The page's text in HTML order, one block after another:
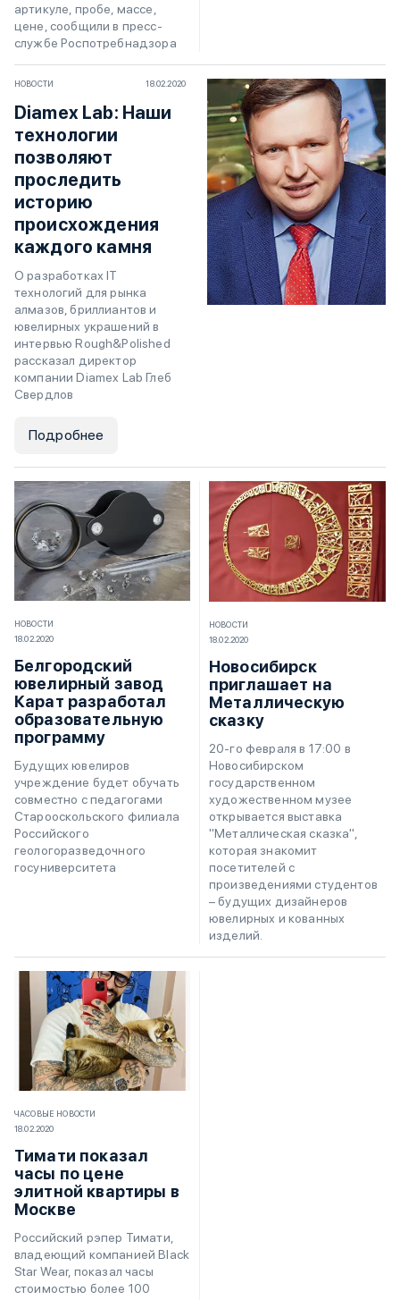
артикуле, пробе, массе,
цене, сообщили в пресс-
службе Роспотребнадзора
НОВОСТИ 18.02.2020
Diamex Lab: Наши
технологии
позволяют
проследить
историю
происхождения
каждого камня
О разработках IT
технологий для рынка
алмазов, бриллиантов и
ювелирных украшений в
интервью Rough&Polished
рассказал директор
компании Diamex Lab Глеб
Свердлов
Подробнее
НОВОСТИ
18.02.2020
Белгородский
ювелирный завод
Карат разработал
образовательную
программу
Будущих ювелиров
учреждение будет обучать
совместно с педагогами
Старооскольского филиала
Российского
геологоразведочного
госуниверситета
НОВОСТИ
18.02.2020
Новосибирск
приглашает на
Металлическую
сказку
20-го февраля в 17:00 в
Новосибирском
государственном
художественном музее
открывается выставка
"Металлическая сказка",
которая знакомит
посетителей с
произведениями студентов
– будущих дизайнеров
ювелирных и кованных
изделий.
ЧАСОВЫЕ НОВОСТИ
18.02.2020
Тимати показал
часы по цене
элитной квартиры в
Москве
Российский рэпер Тимати,
владеющий компанией Black
Star Wear, показал часы
стоимостью более 100